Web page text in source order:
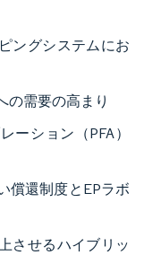
ングシステムにお
の需要の高まり
ーション（PFA）
償還制度とEPラボ
させるハイブリッ